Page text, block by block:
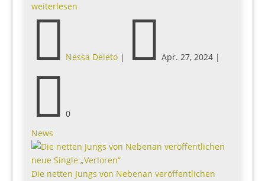
weiterlesen
 Nessa Deleto|  Apr. 27, 2024|
 0
News
Die netten Jungs von Nebenan veröffentlichen